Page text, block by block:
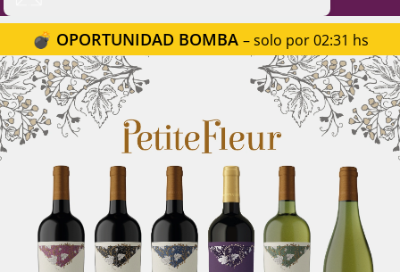
💣 OPORTUNIDAD BOMBA – solo por 02:31 hs